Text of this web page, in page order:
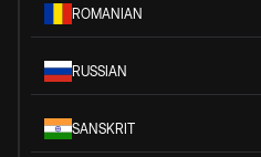
ROMANIAN
RUSSIAN
SANSKRIT